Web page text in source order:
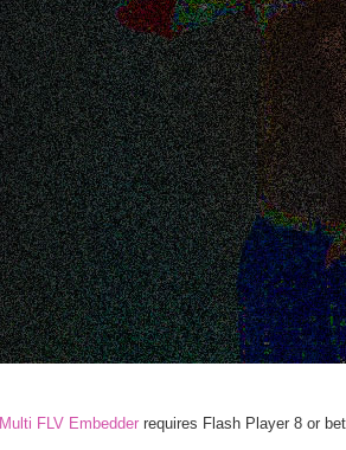
Multi FLV Embedder requires Flash Player 8 or